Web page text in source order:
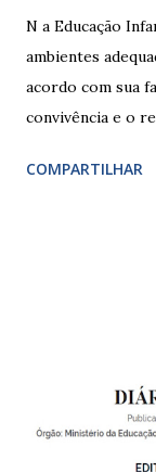
N a Educação
ambientes
acordo com sua
convivência e o
garantir o direito
crianças de zero
Municipais de
a 5 anos e 11
Educação
COMPARTILHAR